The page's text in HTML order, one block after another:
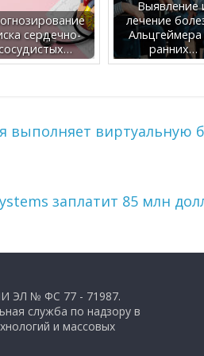
сердечно-
Выявление
лечение
Альцгеймера
ранних…
выполняет виртуальную
заплатит 85 млн
ЭЛ № ФС 77 - 71987.
служба по надзору в
и массовых